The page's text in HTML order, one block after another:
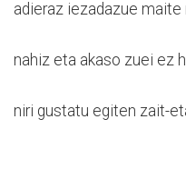
adieraz iezadazue maite
nahiz eta akaso zuei ez
niri gustatu egiten zait-